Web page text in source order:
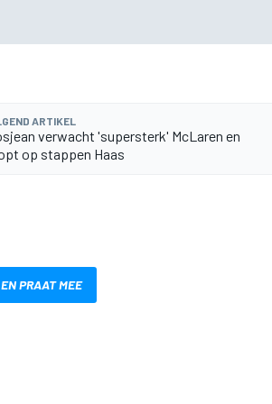
ARTIKEL
verwacht 'supersterk' McLaren en
op stappen Haas
PRAAT MEE